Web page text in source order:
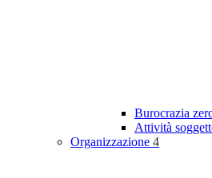
Burocrazia
Attività
Organizzazione 4